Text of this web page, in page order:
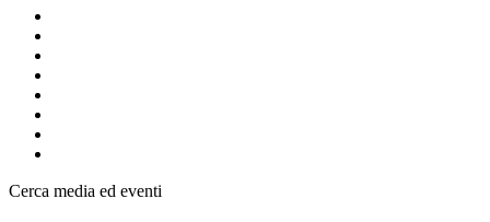
Cerca media ed eventi